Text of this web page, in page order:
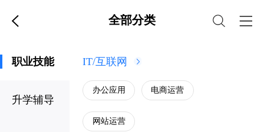
全部分类
职业技能
升学辅导
IT/互联网
办公应用 电商运营
网站运营